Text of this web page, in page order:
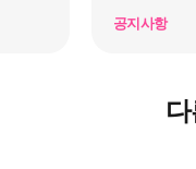
공지사항